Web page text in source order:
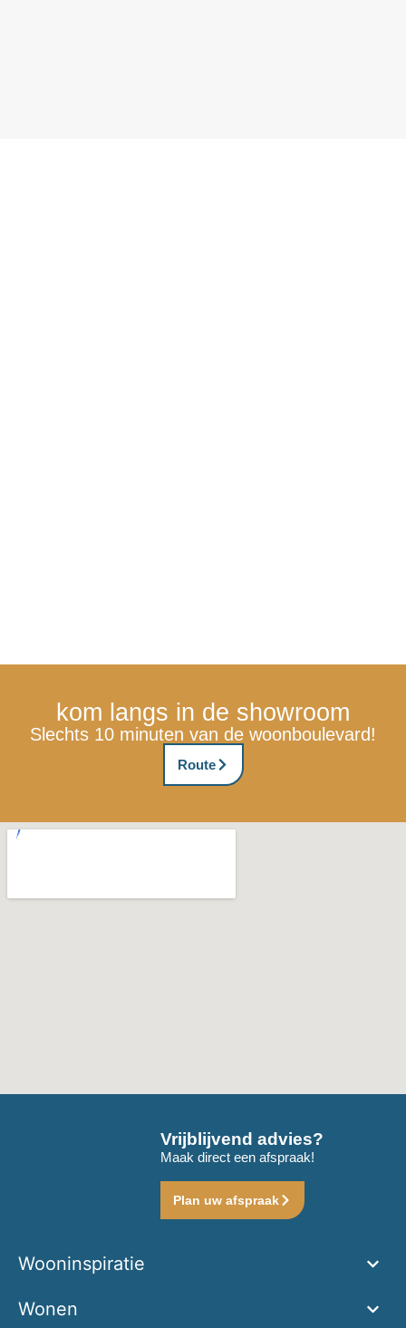
kom langs in de showroom
Slechts 10 minuten van de woonboulevard!
Route
Vrijblijvend advies?
Maak direct een afspraak!
Plan uw afspraak
Wooninspiratie
Wonen